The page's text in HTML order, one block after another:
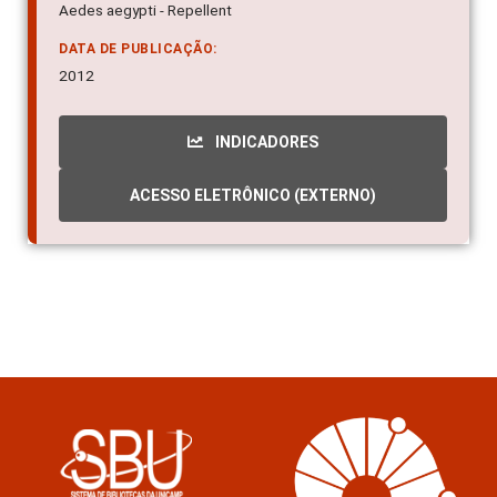
Aedes aegypti - Repellent
DATA DE PUBLICAÇÃO:
2012
INDICADORES
ACESSO ELETRÔNICO (EXTERNO)